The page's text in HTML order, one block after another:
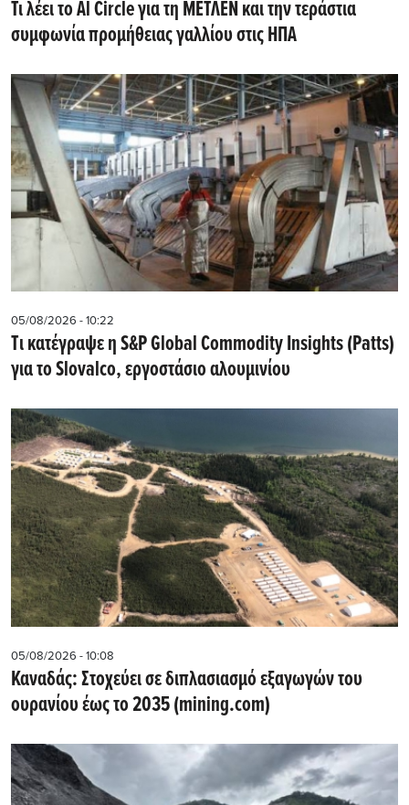
Τι λέει το Al Circle για τη ΜΕΤΛΕΝ και την τεράστια
συμφωνία προμήθειας γαλλίου στις ΗΠΑ
05/08/2026 - 10:22
Tι κατέγραψε η S&P Global Commodity Insights (Patts)
για το Slovalco, εργοστάσιο αλουμινίου
05/08/2026 - 10:08
Καναδάς: Στοχεύει σε διπλασιασμό εξαγωγών του
ουρανίου έως το 2035 (mining.com)